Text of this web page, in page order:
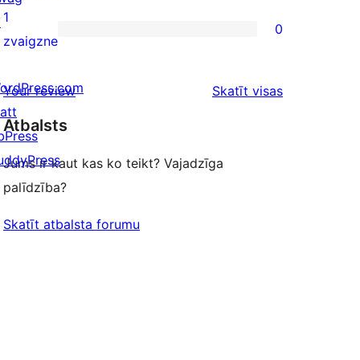
reviews
2-
star
0
star
reviews
1
zvaigzne
0
Your review Skatīt visasatsauksmes
Atbalsts
Jums ir kaut kas ko teikt? Vajadzīga
palīdzība?
Skatīt atbalsta forumu